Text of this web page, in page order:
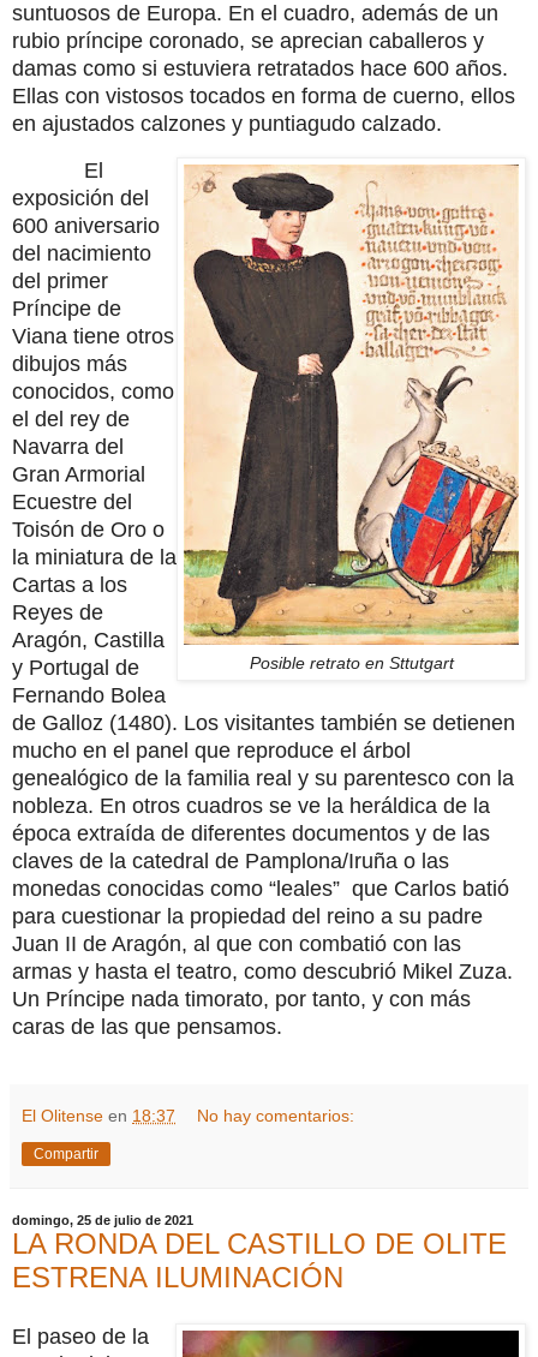
suntuosos de Europa. En el cuadro, además de un
rubio príncipe coronado, se aprecian caballeros y
damas como si estuviera retratados hace 600 años.
Ellas con vistosos tocados en forma de cuerno, ellos
en ajustados calzones y puntiagudo calzado.
Posible retrato en Sttutgart
El
exposición del
600 aniversario
del nacimiento
del primer
Príncipe de
Viana tiene otros
dibujos más
conocidos, como
el del rey de
Navarra del
Gran Armorial
Ecuestre del
Toisón de Oro o
la miniatura de la
Cartas a los
Reyes de
Aragón, Castilla
y Portugal de
Fernando Bolea
de Galloz (1480). Los visitantes también se detienen
mucho en el panel que reproduce el árbol
genealógico de la familia real y su parentesco con la
nobleza. En otros cuadros se ve la heráldica de la
época extraída de diferentes documentos y de las
claves de la catedral de Pamplona/Iruña o las
monedas conocidas como “leales” que Carlos batió
para cuestionar la propiedad del reino a su padre
Juan II de Aragón, al que con combatió con las
armas y hasta el teatro, como descubrió Mikel Zuza.
Un Príncipe nada timorato, por tanto, y con más
caras de las que pensamos.
El Olitense en 18:37 No hay comentarios:
Compartir
domingo, 25 de julio de 2021
LA RONDA DEL CASTILLO DE OLITE
ESTRENA ILUMINACIÓN
El paseo de la